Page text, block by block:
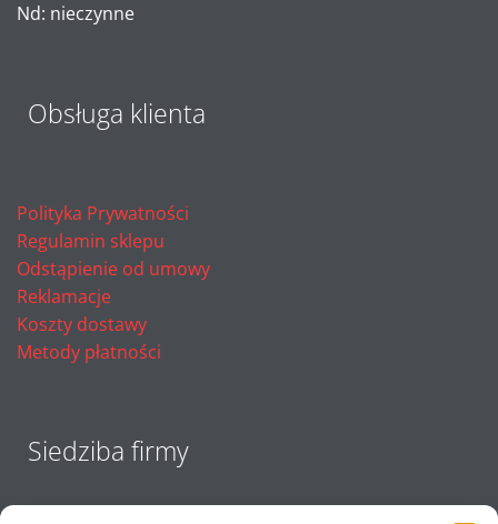
Nd: nieczynne
Obsługa klienta
Polityka Prywatności
Regulamin sklepu
Odstąpienie od umowy
Reklamacje
Koszty dostawy
Metody płatności
Siedziba firmy